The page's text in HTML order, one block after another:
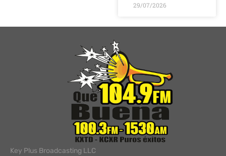
29/07/2026
Key Plus Broadcasting LLC